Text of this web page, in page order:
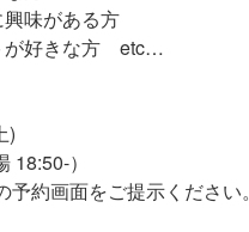
興味がある方
が好きな方 etc…
)
18:50-）
約画面をご提示ください。